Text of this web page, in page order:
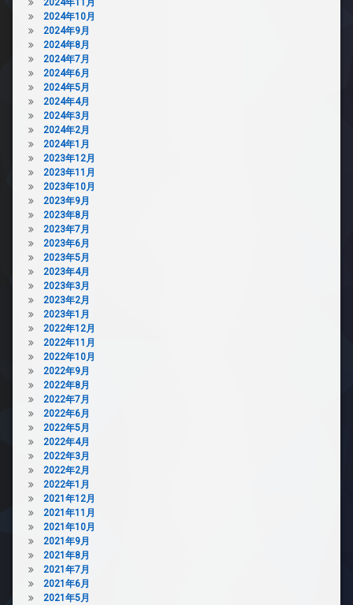
2024年11月
2024年10月
2024年9月
2024年8月
2024年7月
2024年6月
2024年5月
2024年4月
2024年3月
2024年2月
2024年1月
2023年12月
2023年11月
2023年10月
2023年9月
2023年8月
2023年7月
2023年6月
2023年5月
2023年4月
2023年3月
2023年2月
2023年1月
2022年12月
2022年11月
2022年10月
2022年9月
2022年8月
2022年7月
2022年6月
2022年5月
2022年4月
2022年3月
2022年2月
2022年1月
2021年12月
2021年11月
2021年10月
2021年9月
2021年8月
2021年7月
2021年6月
2021年5月